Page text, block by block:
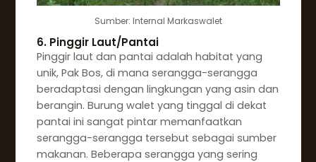
Sumber: Internal Markaswalet
6. Pinggir Laut/Pantai
Pinggir laut dan pantai adalah habitat yang
unik, Pak Bos, di mana serangga-serangga
beradaptasi dengan lingkungan yang asin dan
berangin. Burung walet yang tinggal di dekat
pantai ini sangat pintar memanfaatkan
serangga-serangga tersebut sebagai sumber
makanan. Beberapa serangga yang sering